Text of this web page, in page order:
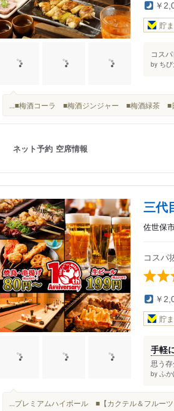
￥
貯
コス
by ち
...■梅酒コーラ ■梅酒ジンジャー ■梅酒緑茶
ネット予約 空席情報
三代
佐世保
コスパ
￥
貯
手軽
思う
by ふ
...プレミアムハイボール ■【カクテル＆フルー